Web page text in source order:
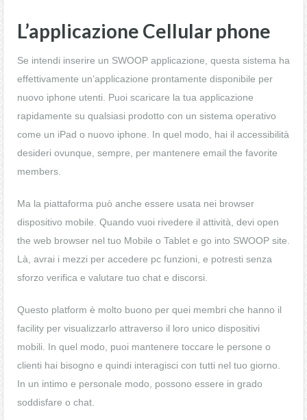
L’applicazione Cellular phone
Se intendi inserire un SWOOP applicazione, questa sistema ha
effettivamente un’applicazione prontamente disponibile per
nuovo iphone utenti. Puoi scaricare la tua applicazione
rapidamente su qualsiasi prodotto con un sistema operativo
come un iPad o nuovo iphone. In quel modo, hai il accessibilità
desideri ovunque, sempre, per mantenere email the favorite
members.
Ma la piattaforma può anche essere usata nei browser
dispositivo mobile. Quando vuoi rivedere il attività, devi open
the web browser nel tuo Mobile o Tablet e go into SWOOP site.
Là, avrai i mezzi per accedere pc funzioni, e potresti senza
sforzo verifica e valutare tuo chat e discorsi.
Questo platform è molto buono per quei membri che hanno il
facility per visualizzarlo attraverso il loro unico dispositivi
mobili. In quel modo, puoi mantenere toccare le persone o
clienti hai bisogno e quindi interagisci con tutti nel tuo giorno.
In un intimo e personale modo, possono essere in grado
soddisfare o chat.